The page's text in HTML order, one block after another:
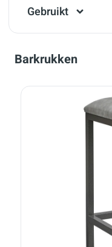
Gebruikt
Barkrukken